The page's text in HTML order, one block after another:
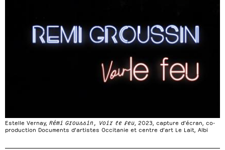
Estelle Vernay, Rémi Groussin, Voir le feu, 2023, capture d’écran, co-
production Documents d’artistes Occitanie et centre d’art Le Lait, Albi